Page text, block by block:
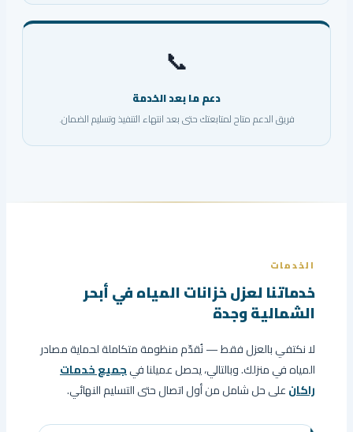
📞
دعم ما بعد الخدمة
فريق الدعم متاح لمتابعتك حتى بعد انتهاء التنفيذ وتسليم الضمان.
الخدمات
خدماتنا لعزل خزانات المياه في أبحر
الشمالية وجدة
لا نكتفي بالعزل فقط — نُقدّم منظومة متكاملة لحماية مصادر
المياه في منزلك. وبالتالي، يحصل عميلنا فيجميع خدمات
راكانعلى حل شامل من أول اتصال حتى التسليم النهائي.